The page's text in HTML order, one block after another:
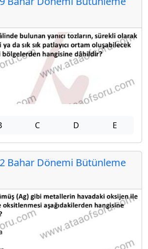
C D E
Bahar Dönemi Bütünleme